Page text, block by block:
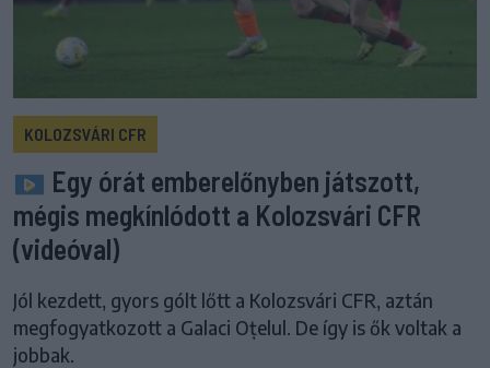
KOLOZSVÁRI CFR
Egy órát emberelőnyben játszott,
mégis megkínlódott a Kolozsvári CFR
(videóval)
Jól kezdett, gyors gólt lőtt a Kolozsvári CFR, aztán
megfogyatkozott a Galaci Oțelul. De így is ők voltak a
jobbak.